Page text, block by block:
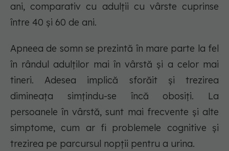
ani, comparativ cu adulții cu vârste cuprinse
între 40 și 60 de ani.
Apneea de somn se prezintă în mare parte la fel
în rândul adulților mai în vârstă și a celor mai
tineri. Adesea implică sforăit și trezirea
dimineața simțindu-se încă obosiți. La
persoanele în vârstă, sunt mai frecvente și alte
simptome, cum ar fi problemele cognitive și
trezirea pe parcursul nopții pentru a urina.